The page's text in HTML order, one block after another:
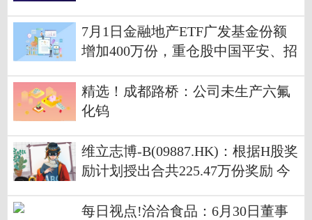
7月1日金融地产ETF广发基金份额
增加400万份，重仓股中国平安、招
精选！成都路桥：公司未生产六氟
化钨
维立志博-B(09887.HK)：根据H股奖
励计划授出合共225.47万份奖励 今
每日视点!洽洽食品：6月30日董事